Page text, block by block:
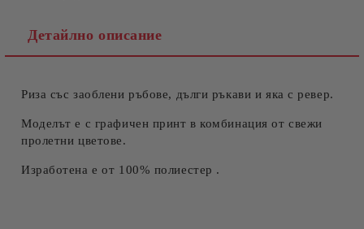
Съгласен съм с Политиката за лични данни
Ние ще се свържем с вас в рамките на работния ден.
Детайлно описание
Риза със заоблени ръбове, дълги ръкави и яка с ревер.
Моделът е с графичен принт в комбинация от свежи
пролетни цветове.
Изработена е от 100% полиестер .